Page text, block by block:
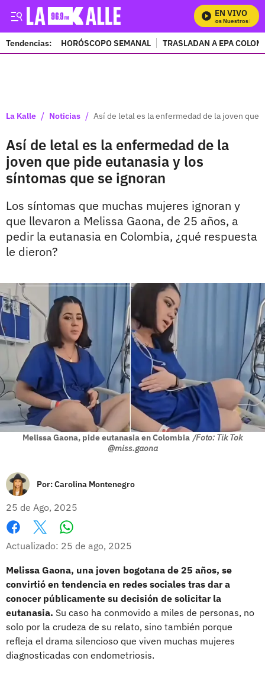
EN VIVO
Mira Todos Nuestros
Tendencias: HORÓSCOPO SEMANAL TRASLADAN A EPA
La Kalle / Noticias / Así de letal es la enfermedad de la joven que
Así de letal es la enfermedad de la
joven que pide eutanasia y los
síntomas que se ignoran
Los síntomas que muchas mujeres ignoran y
que llevaron a Melissa Gaona, de 25 años, a
pedir la eutanasia en Colombia, ¿qué respuesta
le dieron?
Melissa Gaona, pide eutanasia en Colombia /Foto: Tik Tok
@miss.gaona
Por:Carolina Montenegro
25 de Ago, 2025
Facebook
X
Actualizado: 25 de ago, 2025
Melissa Gaona, una joven bogotana de 25 años, se
convirtió en tendencia en redes sociales tras dar a
conocer públicamente su decisión de solicitar la
eutanasia. Su caso ha conmovido a miles de personas, no
solo por la crudeza de su relato, sino también porque
refleja el drama silencioso que viven muchas mujeres
diagnosticadas con endometriosis.